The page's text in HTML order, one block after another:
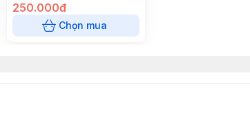
250.000đ
Chọn mua